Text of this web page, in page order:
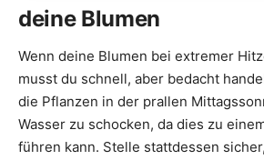
deine Blumen
Wenn deine Blumen bei extremer
musst du schnell, aber bedacht
die Pflanzen in der prallen
Wasser zu schocken, da dies zu
führen kann. Stelle stattdessen